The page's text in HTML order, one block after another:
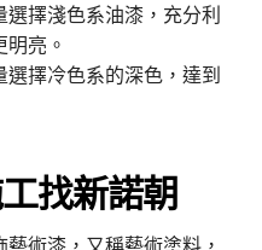
擇淺色系油漆，充分利
亮。
擇冷色系的深色，達到
找新諾朝